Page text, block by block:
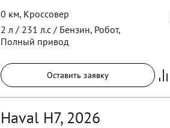
0 км, Кроссовер
2 л / 231 л.с / Бензин, Робот,
Полный привод
Оставить заявку
Haval H7, 2026